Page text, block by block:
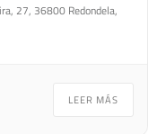
27, 36800 Redondela,
LEER MÁS